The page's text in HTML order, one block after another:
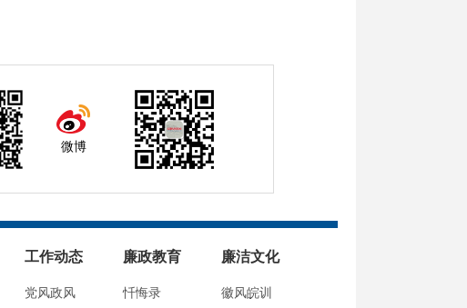
微博
工作动态
党风政风
廉政教育
忏悔录
廉洁文化
徽风皖训